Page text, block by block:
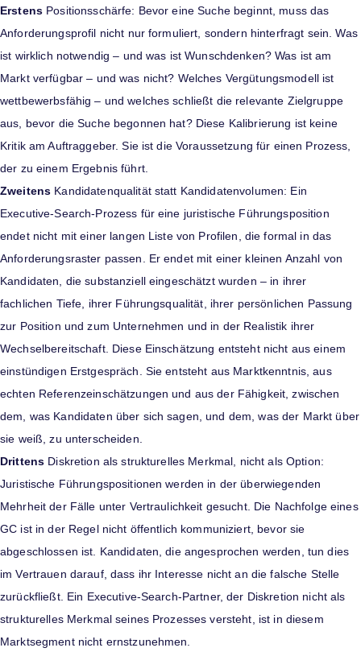
ErstensPositionsschärfe: Bevor eine Suche beginnt, muss das
Anforderungsprofil nicht nur formuliert, sondern hinterfragt sein. Was
ist wirklich notwendig – und was ist Wunschdenken? Was ist am
Markt verfügbar – und was nicht? Welches Vergütungsmodell ist
wettbewerbsfähig – und welches schließt die relevante Zielgruppe
aus, bevor die Suche begonnen hat? Diese Kalibrierung ist keine
Kritik am Auftraggeber. Sie ist die Voraussetzung für einen Prozess,
der zu einem Ergebnis führt.
Zweitens Kandidatenqualität statt Kandidatenvolumen: Ein
Executive-Search-Prozess für eine juristische Führungsposition
endet nicht mit einer langen Liste von Profilen, die formal in das
Anforderungsraster passen. Er endet mit einer kleinen Anzahl von
Kandidaten, die substanziell eingeschätzt wurden – in ihrer
fachlichen Tiefe, ihrer Führungsqualität, ihrer persönlichen Passung
zur Position und zum Unternehmen und in der Realistik ihrer
Wechselbereitschaft. Diese Einschätzung entsteht nicht aus einem
einstündigen Erstgespräch. Sie entsteht aus Marktkenntnis, aus
echten Referenzeinschätzungen und aus der Fähigkeit, zwischen
dem, was Kandidaten über sich sagen, und dem, was der Markt über
sie weiß, zu unterscheiden.
Drittens Diskretion als strukturelles Merkmal, nicht als Option:
Juristische Führungspositionen werden in der überwiegenden
Mehrheit der Fälle unter Vertraulichkeit gesucht. Die Nachfolge eines
GC ist in der Regel nicht öffentlich kommuniziert, bevor sie
abgeschlossen ist. Kandidaten, die angesprochen werden, tun dies
im Vertrauen darauf, dass ihr Interesse nicht an die falsche Stelle
zurückfließt. Ein Executive-Search-Partner, der Diskretion nicht als
strukturelles Merkmal seines Prozesses versteht, ist in diesem
Marktsegment nicht ernstzunehmen.